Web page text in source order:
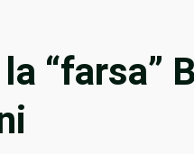
“farsa”